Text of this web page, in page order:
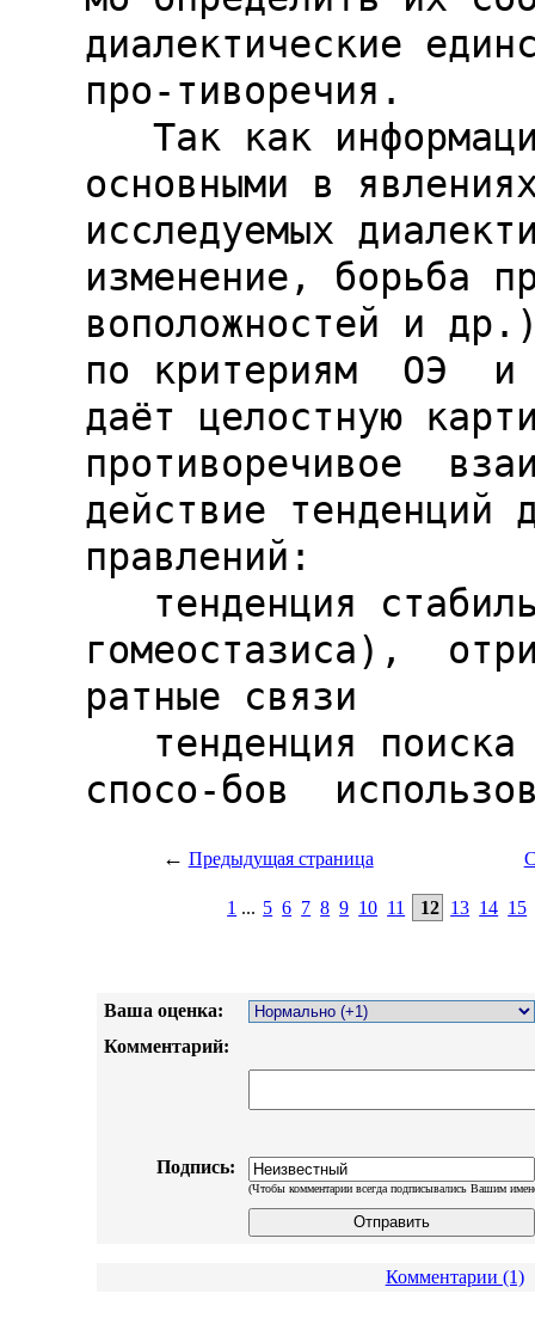
← Предыдущая страница
1 ... 5 6 7 8 9 10 11 12 13 14 15
Ваша оценка:
Комментарий:
Подпись:
(Чтобы комментарии всегда подписывались Вашим
Комментарии (1)